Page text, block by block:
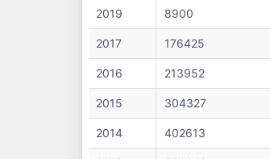
2019 8900
2017 176425
2016 213952
2015 304327
2014 402613